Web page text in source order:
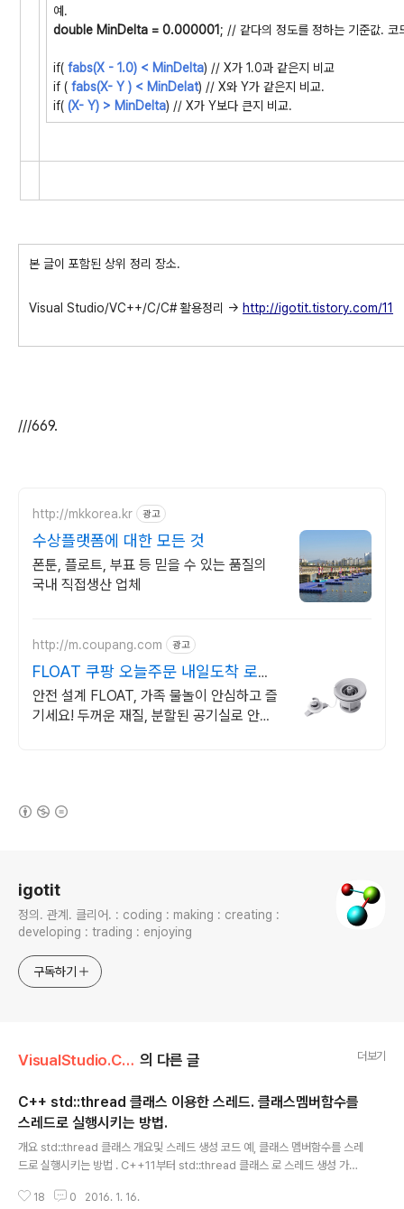
예.
double MinDelta = 0.000001; // 같다의 정도를 정하는 기준값. 코
if( fabs(X - 1.0) < MinDelta) // X가 1.0과 같은지 비교
if ( fabs(X- Y ) < MinDelat) // X와 Y가 같은지 비교.
if( (X- Y) > MinDelta) // X가 Y보다 큰지 비교.
본 글이 포함된 상위 정리 장소.
Visual Studio/VC++/C/C# 활용정리 -> http://igotit.tistory.com/11
///669.
http://mkkorea.kr 광고
수상플랫폼에 대한 모든 것
폰툰, 플로트, 부표 등 믿을 수 있는 품질의
국내 직접생산 업체
http://m.coupang.com 광고
FLOAT 쿠팡 오늘주문 내일도착 로켓
배송
안전 설계 FLOAT, 가족 물놀이 안심하고 즐
기세요! 두꺼운 재질, 분할된 공기실로 안심!
igotit
정의. 관계. 클리어. : coding : making : creating :
developing : trading : enjoying
구독하기
VisualStudio.C++.C#/C . C++ 의 다른 글 더보기
C++ std::thread 클래스 이용한 스레드. 클래스멤버함수를
스레드로 실행시키는 방법.
개요 std::thread 클래스 개요및 스레드 생성 코드 예, 클래스 멤버함수를 스레
드로 실행시키는 방법 . C++11부터 std::thread 클래스 로 스레드 생성 가능
통상적인 스레드 생성하는 AfxBeginThread 방식(상세보기 -> http://igoti
18 0 2016. 1. 16.